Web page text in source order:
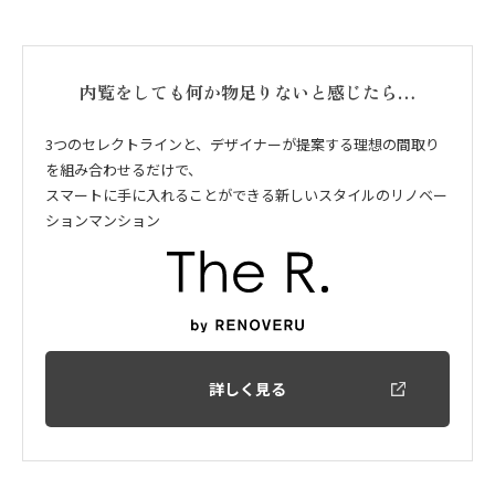
内覧をしても何か物足りないと感じたら…
3つのセレクトラインと、デザイナーが提案する理想の間取り
を組み合わせるだけで、
スマートに手に入れることができる新しいスタイルのリノベー
ションマンション
詳しく見る